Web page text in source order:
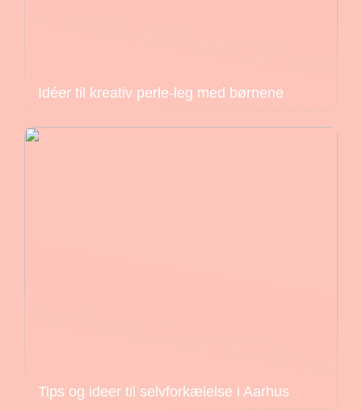
Idéer til kreativ perle-leg med børnene
Tips og ideer til selvforkælelse i Aarhus